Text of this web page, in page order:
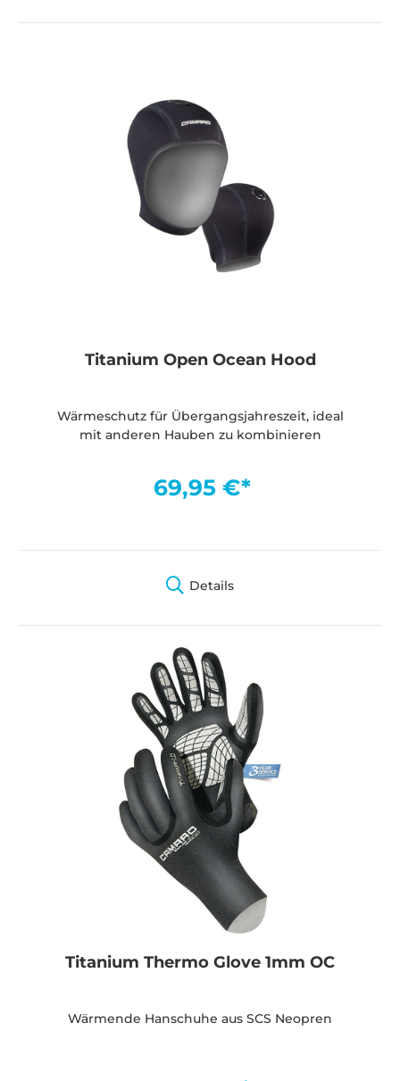
Titanium Open Ocean Hood
Wärmeschutz für Übergangsjahreszeit, ideal
mit anderen Hauben zu kombinieren
69,95 €*
Details
Titanium Thermo Glove 1mm OC
Wärmende Hanschuhe aus SCS Neopren